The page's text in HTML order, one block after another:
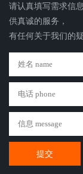
请认真填写需求信
供真诚的服务，
有任何关于我们的
提交